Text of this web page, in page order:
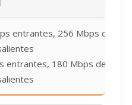
entrantes, 256 Mbps de
entrantes, 180 Mbps de